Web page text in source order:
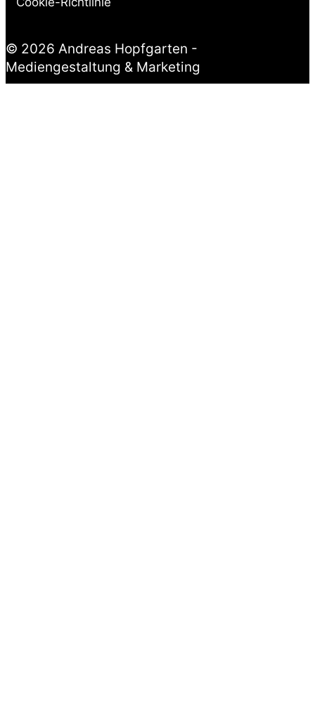
© 2026 Andreas Hopfgarten -
Mediengestaltung & Marketing